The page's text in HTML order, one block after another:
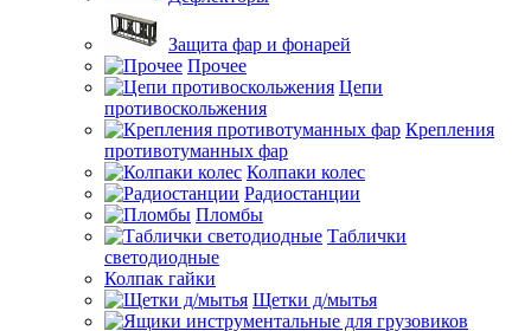
Защита фар и фонарей
Прочее
Цепи
противоскольжения
Крепления
противотуманных фар
Колпаки колес
Радиостанции
Пломбы
Таблички
светодиодные
Колпак гайки
Щетки д/мытья